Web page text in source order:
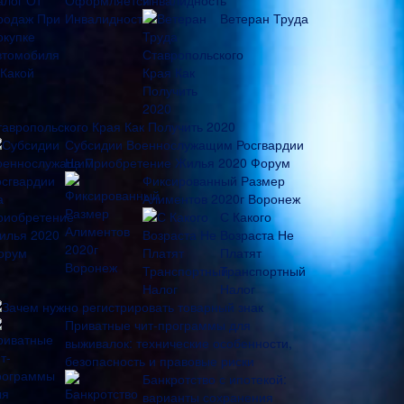
Ветеран Труда
Края Как Получить 2020
Субсидии Военнослужащим Росгвардии
На Приобретение Жилья 2020 Форум
Фиксированный Размер
Алиментов 2020г Воронеж
С Какого
Возраста Не
Платят
Транспортный
Налог
Зачем нужно регистрировать товарный знак
Приватные чит-программы для
выживалок: технические особенности,
безопасность и правовые риски
Банкротство с ипотекой:
варианты сохранения